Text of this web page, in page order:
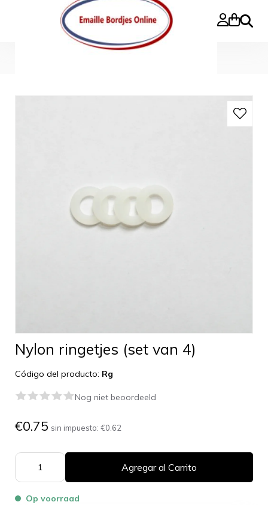
Buscar
Nylon ringetjes (set van 4)
Código del producto: Rg
Nog niet beoordeeld
€0.75 sin impuesto: €0.62
Agregar al Carrito
Op voorraad